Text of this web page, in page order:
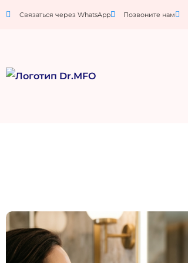
Связаться через WhatsApp Позвоните нам